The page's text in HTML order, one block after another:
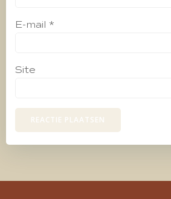
E-mail *
Site